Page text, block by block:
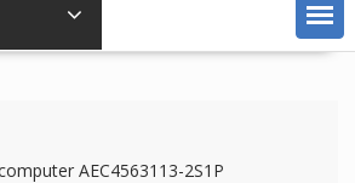
AEC4563113-2S1P